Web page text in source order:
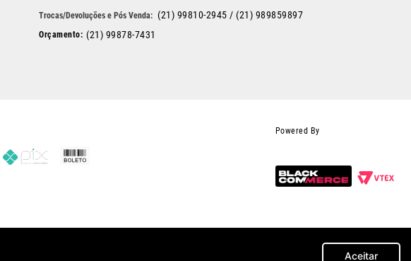
Aceitar
(21) 99810-2945 / (21) 989859897
(21) 99878-7431
Powered By
- CENTRO - NOVA IGUAÇU, RJ - CEP: 26215-512